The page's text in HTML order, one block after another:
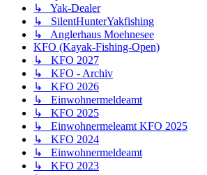
↳ Yak-Dealer
↳ SilentHunterYakfishing
↳ Anglerhaus Moehnesee
KFO (Kayak-Fishing-Open)
↳ KFO 2027
↳ KFO - Archiv
↳ KFO 2026
↳ Einwohnermeldeamt
↳ KFO 2025
↳ Einwohnermeleamt KFO 2025
↳ KFO 2024
↳ Einwohnermeldeamt
↳ KFO 2023